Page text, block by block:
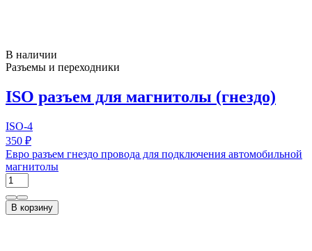
В наличии
Разъемы и переходники
ISO разъем для магнитолы (гнездо)
ISO-4
350 ₽
Евро разъем гнездо провода для подключения автомобильной
магнитолы
В корзину